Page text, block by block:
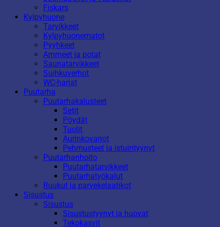
Fiskars
Kylpyhuone
Tarvikkeet
Kylpyhuonematot
Pyyhkeet
Ammeet ja potat
Saunatarvikkeet
Suihkuverhot
WC-harjat
Puutarha
Puutarhakalusteet
Setit
Pöydät
Tuolit
Aurinkovarjot
Pehmusteet ja istuintyynyt
Puutarhanhoito
Puutarhatarvikkeet
Puutarhatyökalut
Ruukut ja parvekelaatikot
Sisustus
Sisustus
Sisustustyynyt ja huovat
Tekokasvit